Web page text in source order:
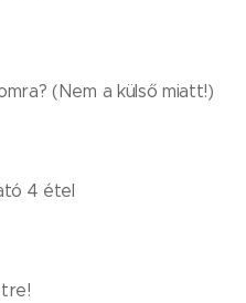
(Nem a külső miatt!)
4 étel